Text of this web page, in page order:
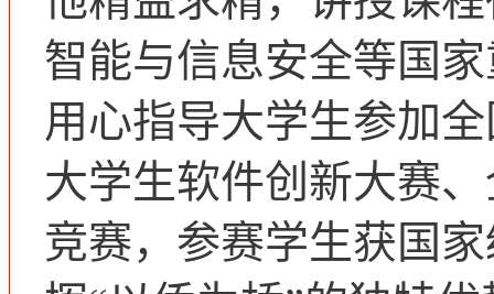
智能与信息安全等国
用心指导大学生参加
大学生软件创新大赛
竞赛，参赛学生获国